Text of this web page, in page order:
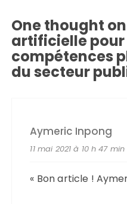
One thought on
artificielle pour
compétences
du secteur
Aymeric Inpong
11 mai 2021 à 10 h 47 min
« Bon article !